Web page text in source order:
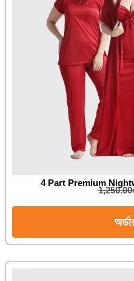
4 Part Premium
1,250.00